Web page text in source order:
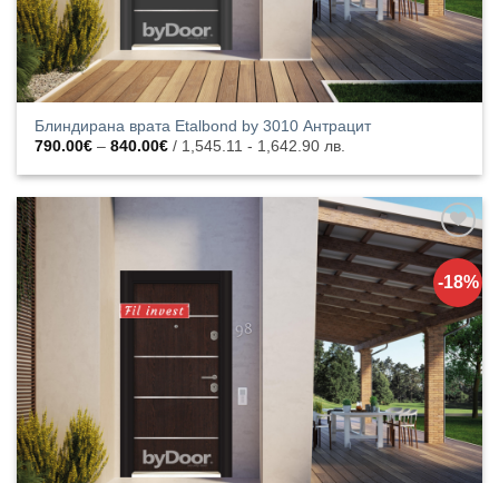
Блиндирана врата Etalbond by 3010 Антрацит
790.00€ – 840.00€Price
790.00€
/ 1,545.11 - 1,642.90 лв.
-18%
Добавяне
към
списъка с
харесани
продукти